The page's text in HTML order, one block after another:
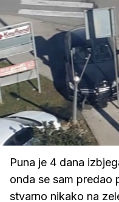
Upali
zvuk
/
Loaded:
63.82%
Puna je 4 dana
onda se sam predao
stvarno nikako na